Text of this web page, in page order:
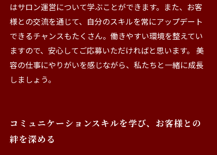
はサロン運営について学ぶことができます。また、お客
様との交流を通じて、自分のスキルを常にアップデート
できるチャンスもたくさん。働きやすい環境を整えてい
ますので、安心してご応募いただければと思います。 美
容の仕事にやりがいを感じながら、私たちと一緒に成長
しましょう。
コミュニケーションスキルを学び、お客様との
絆を深める